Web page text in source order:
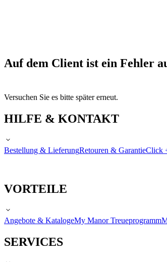
Auf dem Client ist ein Fehler
Versuchen Sie es bitte später erneut.
HILFE & KONTAKT
Bestellung & LieferungRetouren & GarantieClick
VORTEILE
Angebote & KatalogeMy Manor Treueprogramm
SERVICES